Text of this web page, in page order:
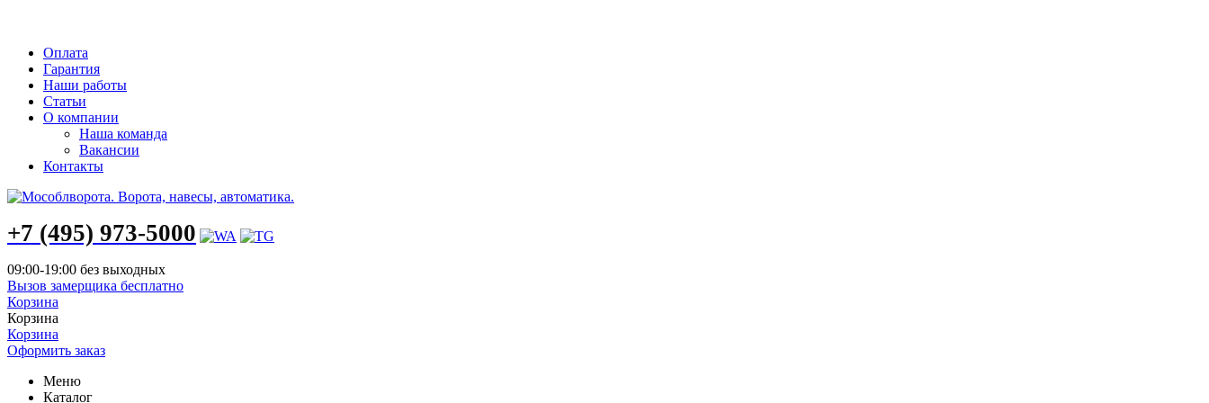
Оплата
Гарантия
Наши работы
Статьи
О компании
Наша команда
Вакансии
Контакты
+7 (495) 973-5000
09:00-19:00 без выходных
Вызов замерщика бесплатно
Корзина
Корзина
Корзина
Оформить заказ
Меню
Каталог